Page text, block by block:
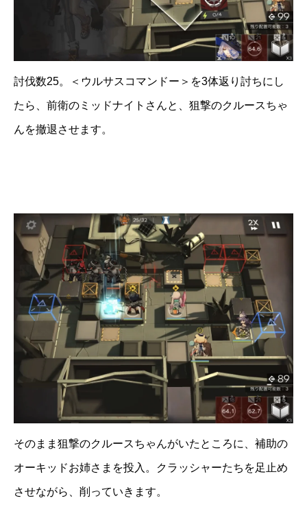
討伐数25。＜ウルサスコマンドー＞を3体返り討ちにし
たら、前衛のミッドナイトさんと、狙撃のクルースちゃ
んを撤退させます。
そのまま狙撃のクルースちゃんがいたところに、補助の
オーキッドお姉さまを投入。クラッシャーたちを足止め
させながら、削っていきます。